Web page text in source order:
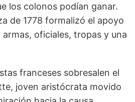
los colonos podían ganar.
de 1778 formalizó el apoyo
oficiales, tropas y una
franceses sobresalen el
joven aristócrata movido